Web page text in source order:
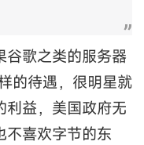
歌之类的服务器
的待遇，很明星就
益，美国政府无
喜欢字节的东